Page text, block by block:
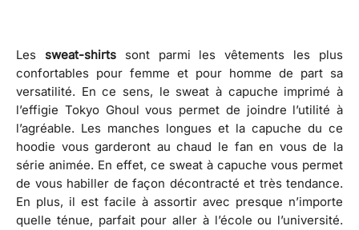
Les sweat-shirts sont parmi les vêtements les plus
confortables pour femme et pour homme de part sa
versatilité. En ce sens, le sweat à capuche imprimé à
l’effigie Tokyo Ghoul vous permet de joindre l’utilité à
l’agréable. Les manches longues et la capuche du ce
hoodie vous garderont au chaud le fan en vous de la
série animée. En effet, ce sweat à capuche vous permet
de vous habiller de façon décontracté et très tendance.
En plus, il est facile à assortir avec presque n’importe
quelle ténue, parfait pour aller à l’école ou l’université.